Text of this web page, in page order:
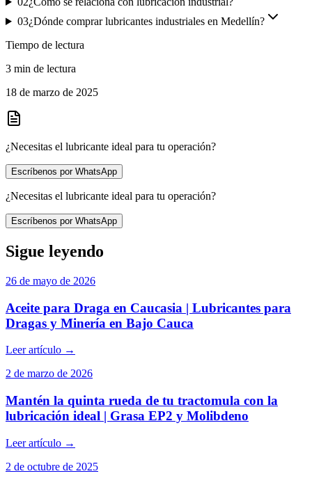
03¿Dónde comprar lubricantes industriales en Medellín?
Tiempo de lectura
3 min de lectura
18 de marzo de 2025
¿Necesitas el lubricante ideal para tu operación?
Escríbenos por WhatsApp
¿Necesitas el lubricante ideal para tu operación?
Escríbenos por WhatsApp
Sigue leyendo
26 de mayo de 2026
Aceite para Draga en Caucasia | Lubricantes para
Dragas y Minería en Bajo Cauca
Leer artículo →
2 de marzo de 2026
Mantén la quinta rueda de tu tractomula con la
lubricación ideal | Grasa EP2 y Molibdeno
Leer artículo →
2 de octubre de 2025